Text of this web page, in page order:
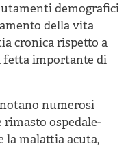
demografici
della vita
cronica rispetto a
fetta importante di
numerosi
ospedale-
la malattia acuta,